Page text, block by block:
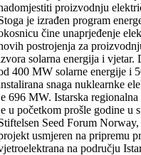
proizvodnju
je izrađen program
čine unaprjeđenje
postrojenja za
solarna energija i
400 MW solarne energije i
snaga nuklearnke
696 MW. Istarska
u početkom prošle godine u
Seed Forum
usmjeren na pripremu
na području